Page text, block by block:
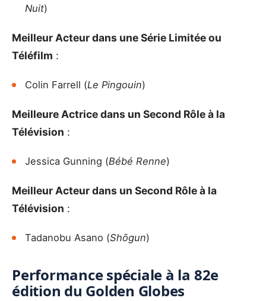
Nuit)
Meilleur Acteur dans une Série Limitée ou
Téléfilm :
Colin Farrell (Le Pingouin)
Meilleure Actrice dans un Second Rôle à la
Télévision :
Jessica Gunning (Bébé Renne)
Meilleur Acteur dans un Second Rôle à la
Télévision :
Tadanobu Asano (Shōgun)
Performance spéciale à la 82e
édition du Golden Globes